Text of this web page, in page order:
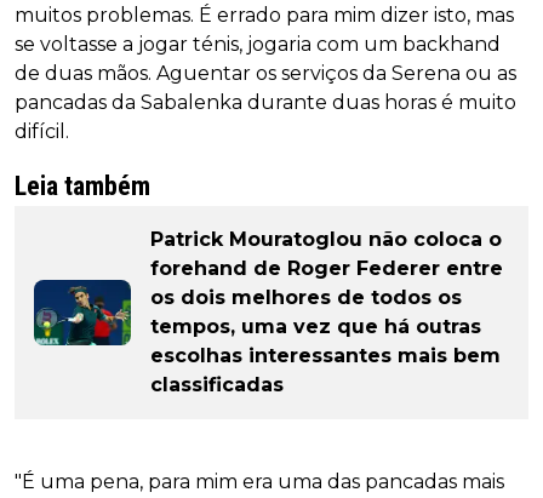
muitos problemas. É errado para mim dizer isto, mas
se voltasse a jogar ténis, jogaria com um backhand
de duas mãos. Aguentar os serviços da Serena ou as
pancadas da Sabalenka durante duas horas é muito
difícil.
Leia também
Patrick Mouratoglou não coloca o
forehand de Roger Federer entre
os dois melhores de todos os
tempos, uma vez que há outras
escolhas interessantes mais bem
classificadas
"É uma pena, para mim era uma das pancadas mais